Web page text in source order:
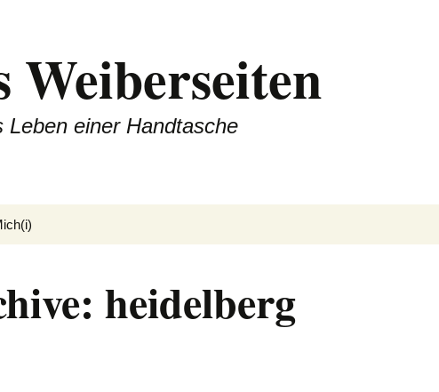
Weiberseiten
Leben einer Handtasche
heidelberg